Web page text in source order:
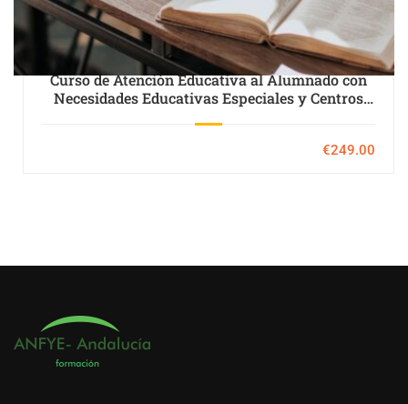
Curso de Atención Educativa al Alumnado con
Necesidades Educativas Especiales y Centros
€249.00